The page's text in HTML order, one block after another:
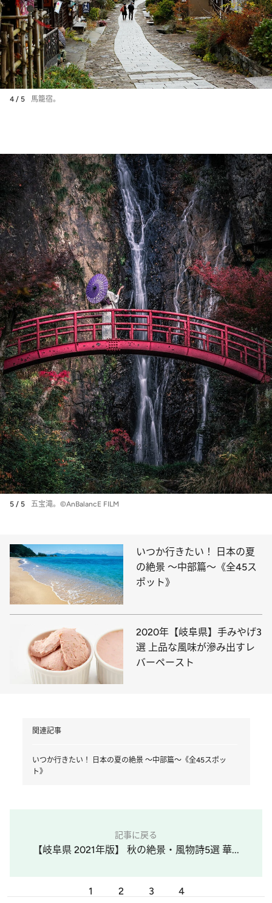
4 / 5 馬籠宿。
5 / 5 五宝滝。©AnBalancE FILM
いつか行きたい！ 日本の夏
の絶景 ～中部篇～《全45ス
ポット》
2020年【岐阜県】手みやげ3
選 上品な風味が滲み出すレ
バーペースト
関連記事
いつか行きたい！ 日本の夏の絶景 ～中部篇～《全45スポッ
ト》
記事に戻る
【岐阜県 2021年版】 秋の絶景・風物詩5選 華...
1 2 3 4